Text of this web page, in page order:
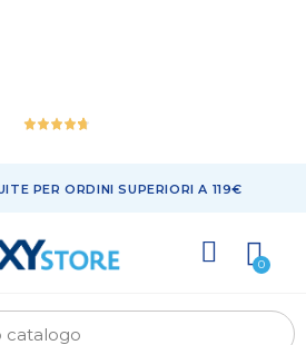
PER ORDINI SUPERIORI A 119€